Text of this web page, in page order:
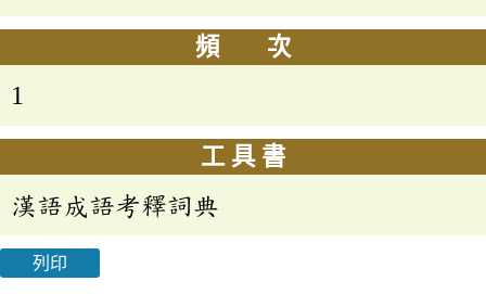
頻 次
1
工 具 書
漢語成語考釋詞典
列印